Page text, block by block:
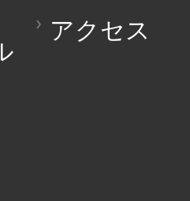
アクセス